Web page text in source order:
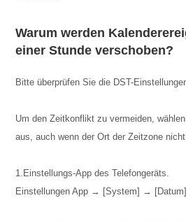
Warum werden
einer Stunde verschoben?
Bitte überprüfen Sie die DST-
Um den Zeitkonflikt zu vermeiden,
aus, auch wenn der Ort der Zeitzone
1.Einstellungs-App des Telefongeräts.
Einstellungen App → [System] →